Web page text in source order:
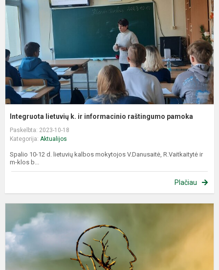
Integruota lietuvių k. ir informacinio raštingumo pamoka
Paskelbta: 2023-10-18
Kategorija: Aktualijos
Spalio 10-12 d. lietuvių kalbos mokytojos V.Danusaitė, R.Vaitkaitytė ir
m-klos b...
Plačiau